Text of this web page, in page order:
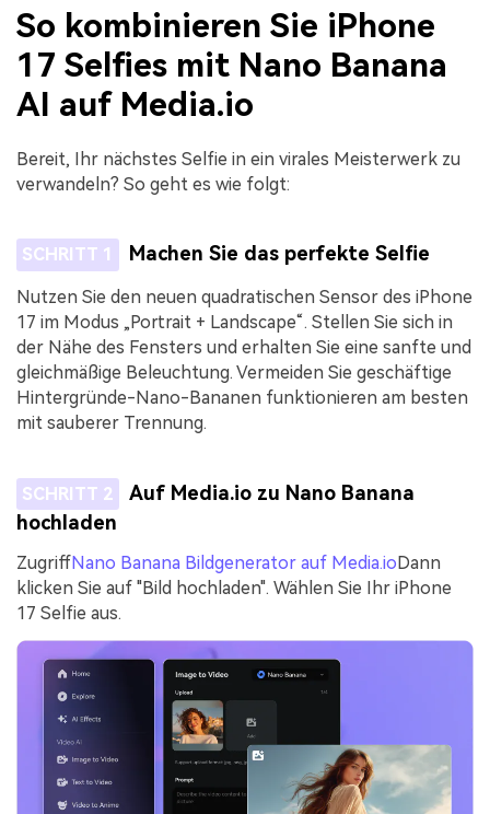
So kombinieren Sie iPhone
17 Selfies mit Nano Banana
AI auf Media.io
Bereit, Ihr nächstes Selfie in ein virales Meisterwerk zu
verwandeln? So geht es wie folgt:
SCHRITT 1 Machen Sie das perfekte Selfie
Nutzen Sie den neuen quadratischen Sensor des iPhone
17 im Modus „Portrait + Landscape“. Stellen Sie sich in
der Nähe des Fensters und erhalten Sie eine sanfte und
gleichmäßige Beleuchtung. Vermeiden Sie geschäftige
Hintergründe-Nano-Bananen funktionieren am besten
mit sauberer Trennung.
SCHRITT 2
Auf Media.io zu Nano Banana
hochladen
ZugriffNano Banana Bildgenerator auf Media.ioDann
klicken Sie auf "Bild hochladen". Wählen Sie Ihr iPhone
17 Selfie aus.